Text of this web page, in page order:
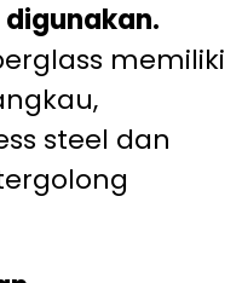
memiliki
steel dan